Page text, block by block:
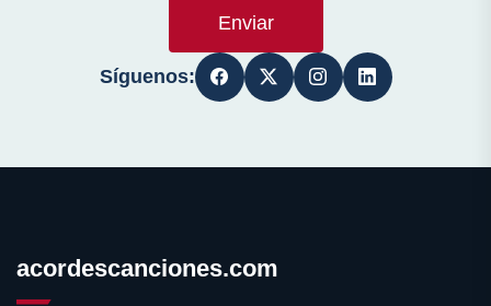
Enviar
Síguenos:
acordescanciones.com